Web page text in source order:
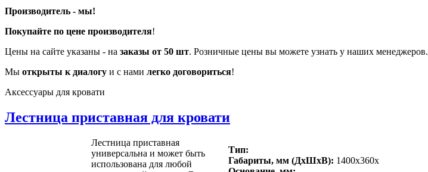
Производитель - мы!
Покупайте по цене производителя!
Цены на сайте указаны - на заказы от 50 шт. Розничные цены вы можете узнать у наших менеджеров.
Мы открыты к диалогу и с нами легко договориться!
Аксессуары для кровати
Лестница приставная для кровати
Лестница приставная
универсальна и может быть
использована для любой
Тип:
Габариты, мм (ДхШхВ): 1400x360x